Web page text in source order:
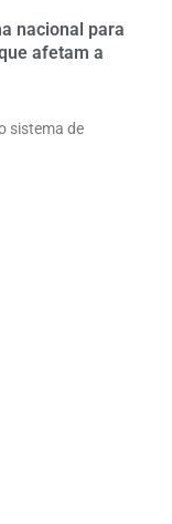
nacional para
afetam a
sistema de